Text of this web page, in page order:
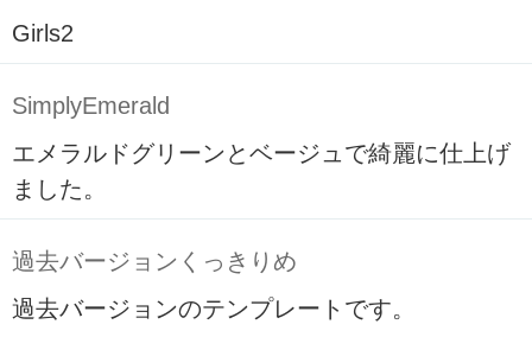
Girls2
SimplyEmerald
エメラルドグリーンとベージュで綺麗に仕上げ
ました。
過去バージョンくっきりめ
過去バージョンのテンプレートです。